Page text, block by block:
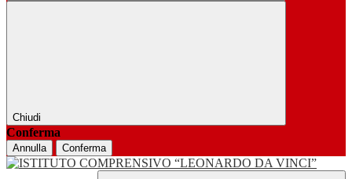
Chiudi
Conferma
Annulla Conferma